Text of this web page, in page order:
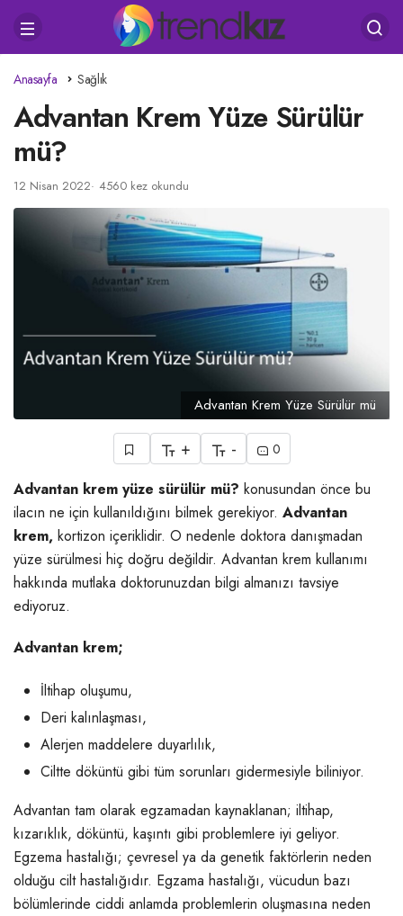
Anasayfa Sağlık
Advantan Krem Yüze Sürülür
mü?
12 Nisan 2022 4560 kez okundu
Advantan Krem Yüze Sürülür mü
+ - 0
Advantan krem yüze sürülür mü? konusundan önce bu
ilacın ne için kullanıldığını bilmek gerekiyor. Advantan
krem, kortizon içeriklidir. O nedenle doktora danışmadan
yüze sürülmesi hiç doğru değildir. Advantan krem kullanımı
hakkında mutlaka doktorunuzdan bilgi almanızı tavsiye
ediyoruz.
Advantan krem;
İltihap oluşumu,
Deri kalınlaşması,
Alerjen maddelere duyarlılık,
Ciltte döküntü gibi tüm sorunları gidermesiyle biliniyor.
Advantan tam olarak egzamadan kaynaklanan; iltihap,
kızarıklık, döküntü, kaşıntı gibi problemlere iyi geliyor.
Egzema hastalığı; çevresel ya da genetik faktörlerin neden
olduğu cilt hastalığıdır. Egzama hastalığı, vücudun bazı
bölümlerinde ciddi anlamda problemlerin oluşmasına neden